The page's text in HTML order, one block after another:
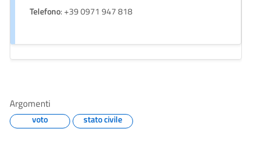
Telefono: +39 0971 947 818
Argomenti
voto stato civile